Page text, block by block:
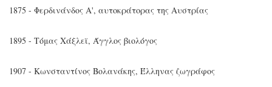
1875 - Φερδινάνδος Α', αυτοκράτορας της Αυστρίας
1895 - Τόμας Χάξλεϊ, Άγγλος βιολόγος
1907 - Κωνσταντίνος Βολανάκης, Έλληνας ζωγράφος